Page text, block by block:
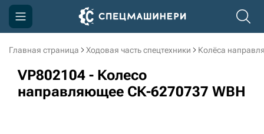
Главная страница Ходовая часть спецтехники Колёса
VP802104 - Колесо
направляющее СК-6270737 WBH
Компания
Акции